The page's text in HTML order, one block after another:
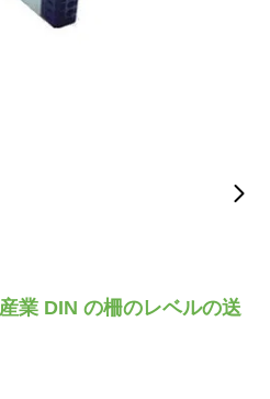
業 DIN の柵のレベルの送